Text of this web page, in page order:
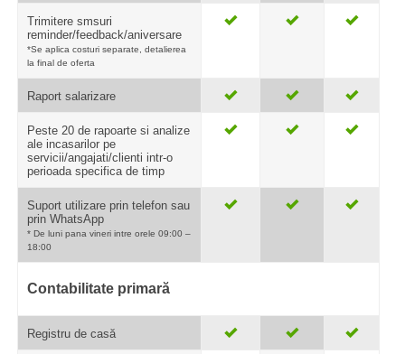
Trimitere smsuri
reminder/feedback/aniversare
*Se aplica costuri separate, detalierea
la final de oferta
Raport salarizare
Peste 20 de rapoarte si analize
ale incasarilor pe
servicii/angajati/clienti intr-o
perioada specifica de timp
Suport utilizare prin telefon sau
prin WhatsApp
* De luni pana vineri intre orele 09:00 –
18:00
Contabilitate primară
Registru de casă